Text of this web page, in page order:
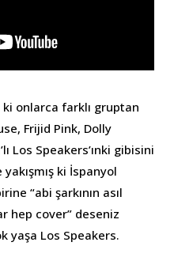
ki onlarca farklı gruptan
Frijid Pink, Dolly
Los Speakers’ınki gibisini
ki İspanyol
“abi şarkının asıl
hep cover” deseniz
yaşa Los Speakers.